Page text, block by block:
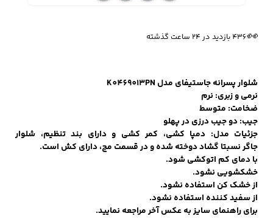
سویشرت و هودی
شلوار پسرانه جاستیفای مدل K0469013PN
نرمی و زبری: نرم
ضخامت: متوسط
جیب: دو جیب درزی در پهلو
جزئیات مدل: دمپا کشی، کمر کشی و دارای بند تنظیم، شلوار
جاگر نسبتا گشاد دوخته شده و در قسمت مچ، دارای کش است.
با دمای کم اتوکشی شود.
خشکشویی نشود.
از خشک کن استفاده نشود.
از سفید کننده استفاده نشود.
برای راهنمای سایز به عکس آخر مراجعه نمایید.
👀436 بازدید در ۲۴ ساعت گذشته